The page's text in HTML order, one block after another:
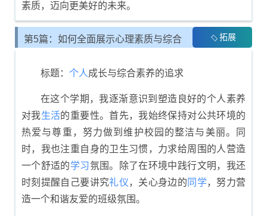
素质，迈向更美好的未来。
第5篇：如何全面展示心理素质与综合 拓展
标题： 个人成长与综合素养的追求
在这个学期，我逐渐意识到塑造良好的个人素养
对我生活的重要性。首先，我始终保持对公共环境的
热爱与尊重，努力做到维护校园的整洁与美丽。同
时，我也注重自身的卫生习惯，力求给周围的人营造
一个舒适的学习氛围。除了在环境中践行文明，我还
时刻提醒自己要讲究礼仪，关心身边的 同学，努力营
造一个和谐友爱的班级氛围。